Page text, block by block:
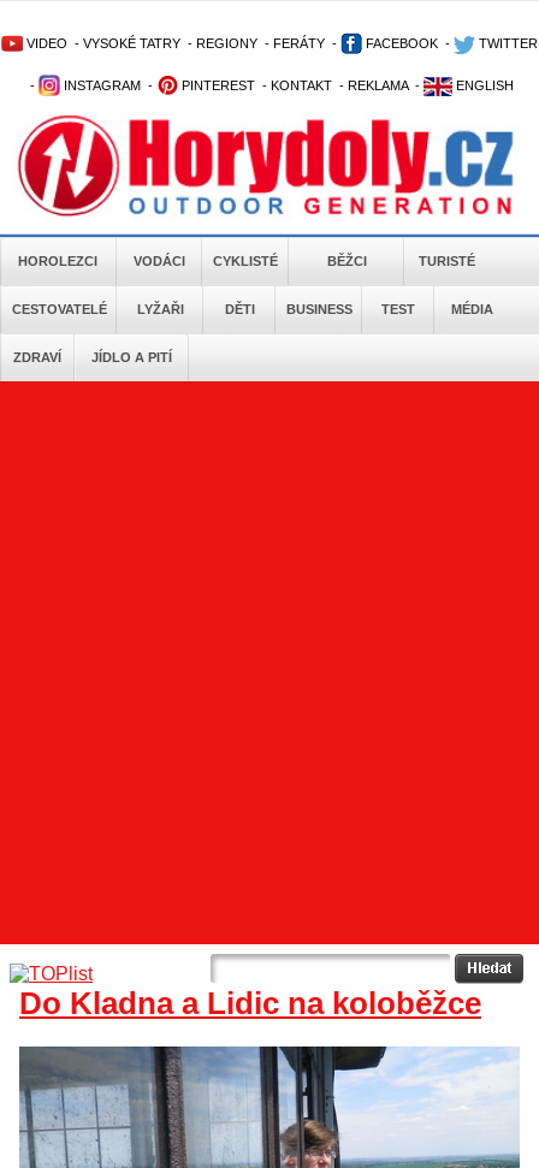
VIDEO - VYSOKÉ TATRY - REGIONY - FERÁTY - FACEBOOK - TWITTER
- INSTAGRAM - PINTEREST - KONTAKT - REKLAMA - ENGLISH
HOROLEZCI VODÁCI CYKLISTÉ BĚŽCI TURISTÉ
CESTOVATELÉ LYŽAŘI DĚTI BUSINESS TEST MÉDIA
ZDRAVÍ JÍDLO A PITÍ
Do Kladna a Lidic na koloběžce